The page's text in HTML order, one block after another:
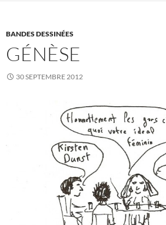
BANDES DESSINÉES
GÉNÈSE
30 SEPTEMBRE 2012